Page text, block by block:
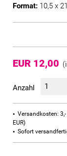
Format: 10,5 x
EUR 12,00
Anzahl
Versandkosten:
EUR)
Sofort